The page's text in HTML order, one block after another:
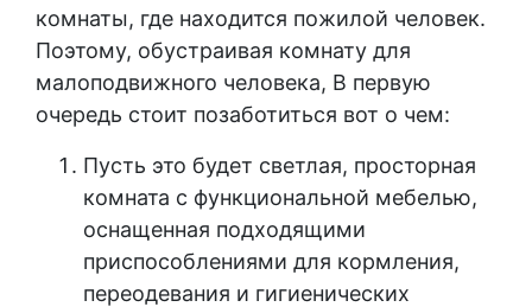
комнаты, где находится пожилой человек.
Поэтому, обустраивая комнату для
малоподвижного человека, В первую
очередь стоит позаботиться вот о чем:
Пусть это будет светлая, просторная
комната с функциональной мебелью,
оснащенная подходящими
приспособлениями для кормления,
переодевания и гигиенических